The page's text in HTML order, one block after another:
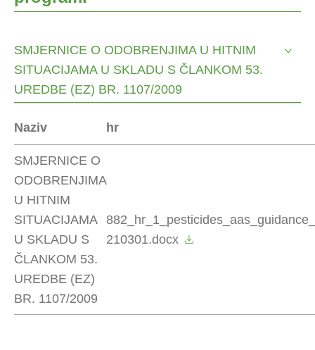
SMJERNICE O ODOBRENJIMA U HITNIM
SITUACIJAMA U SKLADU S ČLANKOM 53.
UREDBE (EZ) BR. 1107/2009
Naziv hr
SMJERNICE O
ODOBRENJIMA
U HITNIM
SITUACIJAMA
U SKLADU S
ČLANKOM 53.
UREDBE (EZ)
BR. 1107/2009
210301.docx